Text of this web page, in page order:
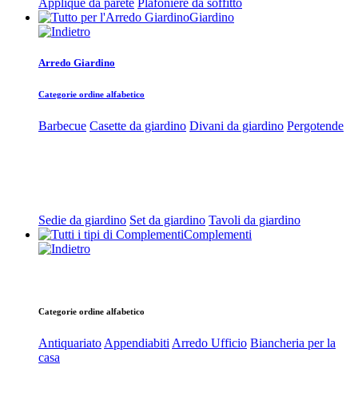
Giardino
Arredo Giardino
Categorie ordine alfabetico
Barbecue Casette da giardino Divani da giardino Pergotende
Sedie da giardino Set da giardino Tavoli da giardino
Complementi
Categorie ordine alfabetico
Antiquariato Appendiabiti Arredo Ufficio Biancheria per la
casa